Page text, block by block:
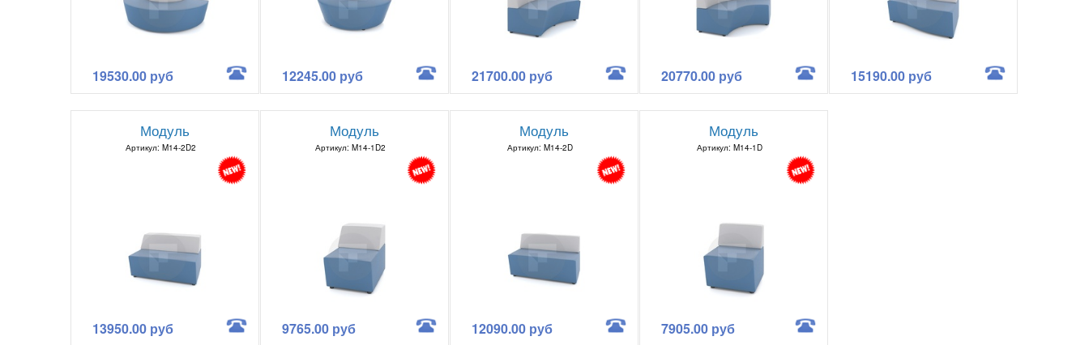
19530.00 руб 12245.00 руб 21700.00 руб 20770.00 руб 15190.00 руб
Модуль
Артикул: M14-2D2
13950.00 руб
Модуль
Артикул: M14-1D2
9765.00 руб
Модуль
Артикул: M14-2D
12090.00 руб
Модуль
Артикул: M14-1D
7905.00 руб